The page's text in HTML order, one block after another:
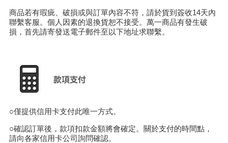
商品若有瑕疵、破損或與訂單內容不符，請於貨到簽收14天內
聯繫客服。個人因素的退換貨恕不接受。萬一商品有發生破
損，首先請寄發送電子郵件至以下地址求聯繫。
○僅提供信用卡支付此唯一方式。
○確認訂單後，款項扣款金額將會確定。關於支付的時間點，
請向各家信用卡公司詢問確認。